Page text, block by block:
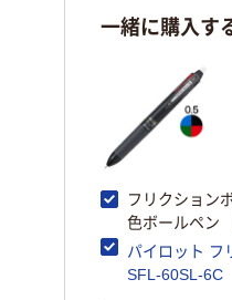
一緒に購入す
フリクショ
色ボールペン
パイロット
SFL-60SL-6C